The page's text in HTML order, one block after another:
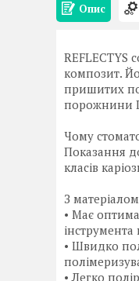
Опис
REFLECTYS
композит.
пришитих
порожнини I
Чому
Показання
класів
З
• Має
• Швидко
• Легко